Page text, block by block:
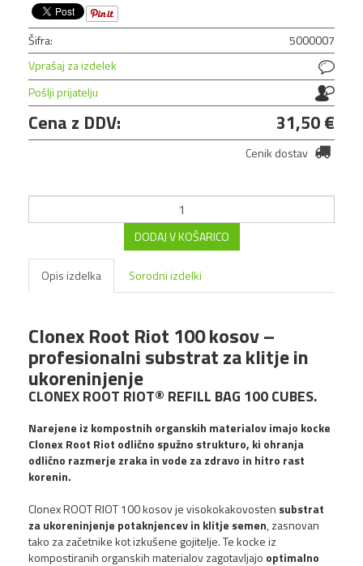
Growth Technology Clonex
14,06 €
Šifra:
5000007
Vprašaj za izdelek
Pošlji prijatelju
Cena z DDV: 31,50 €
Cenik dostav
DODAJ V KOŠARICO
Opis izdelka Sorodni izdelki
Clonex Root Riot 100 kosov –
profesionalni substrat za klitje in
ukoreninjenje
CLONEX ROOT RIOT® REFILL BAG 100 CUBES.
Narejene iz kompostnih organskih materialov imajo kocke
Clonex Root Riot odlično spužno strukturo, ki ohranja
odlično razmerje zraka in vode za zdravo in hitro rast
korenin.
Clonex ROOT RIOT 100 kosov je visokokakovosten substrat
za ukoreninjenje potaknjencev in klitje semen, zasnovan
tako za začetnike kot izkušene gojitelje. Te kocke iz
kompostiranih organskih materialov zagotavljajo optimalno